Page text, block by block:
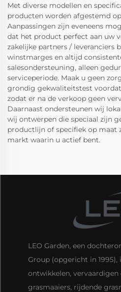
Met diverse modellen en
producten worden afgestemd
Aanpassingen zijn eveneens
dat het product perfect aan uw
zakelijke partners / leveranciers
winstmarges en altijd
salesondersteuning, alleen
serviceperiode. Maak u geen
grondig gekwaliteitstest
zodat er na de verkoop geen
Daarnaast ondersteunen wij
wij ontwerpen die speciaal zijn
productlijn of specifiek op maat
markt waarin u actief bent.
LEO Garden, een
Group (opgericht in 1995),
ontwikkelen, vervaardigen
grasmaaiers, rijdende